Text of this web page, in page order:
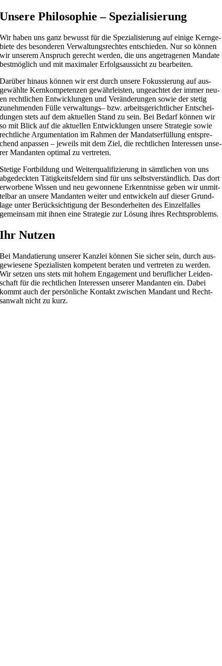
Unse­re Philoso­phie – Spe­zia­li­sie­rung
Wir haben uns ganz bewusst für die Spezial­isierung auf eini­ge Kernge­
bi­ete des beson­deren Ver­wal­tungsrechtes entsch­ieden. Nur so kön­nen
wir unse­rem Anspruch gerecht wer­den, die uns ange­tra­ge­nen Man­date
best­möglich und mit max­i­maler Erfol­gsaus­sicht zu bear­bei­ten.
Dar­über hin­aus kön­nen wir erst durch unse­re Fokus­sie­rung auf aus­
gewählte Kernkom­pe­ten­zen gewährleis­ten, unge­ach­tet der immer neu­
en recht­li­chen Entwick­lun­gen und Verän­derun­gen sowie der ste­tig
zuneh­men­den Fül­le ver­wal­tungs– bzw. arbeits­gerichtlicher Entschei­
dun­gen stets auf dem aktu­el­len Stand zu sein. Bei Bedarf kön­nen wir
so mit Blick auf die aktu­el­len Entwick­lun­gen unse­re Strate­gie sowie
recht­li­che Argu­men­ta­tion im Rah­men der Man­dat­ser­fül­lung ent­spre­
chend anpas­sen – jew­eils mit dem Ziel, die recht­li­chen Inter­essen unse­
rer Man­dan­ten opti­mal zu ver­tre­ten.
Ste­ti­ge Fort­bil­dung und Weit­erqual­i­fizierung in sämt­li­chen von uns
abgedeck­ten Tätigkeits­feldern sind für uns selb­stver­ständlich. Das dort
erwor­bene Wis­sen und neu gewon­ne­ne Erken­nt­nisse geben wir unmit­
tel­bar an unse­re Man­dan­ten wei­ter und entwick­eln auf die­ser Grund­
lage unter Berück­sich­ti­gung der Beson­der­heiten des Ein­zel­fal­les
gemein­sam mit ihnen eine Strate­gie zur Lösung ihres Rechts­pro­blems.
Ihr Nut­zen
Bei Man­datierung unse­rer Kan­zlei kön­nen Sie sicher sein, durch aus­
gewiesene Spezial­is­ten kom­pe­tent bera­ten und ver­tre­ten zu wer­den.
Wir set­zen uns stets mit hohem Engage­ment und beru­flicher Lei­den­
schaft für die recht­li­chen Inter­essen unse­rer Man­dan­ten ein. Dabei
kommt auch der per­sön­liche Kon­takt zwis­chen Man­dant und Recht­
san­walt nicht zu kurz.